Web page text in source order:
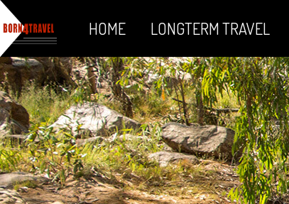
HOME LONGTERM TRAVEL